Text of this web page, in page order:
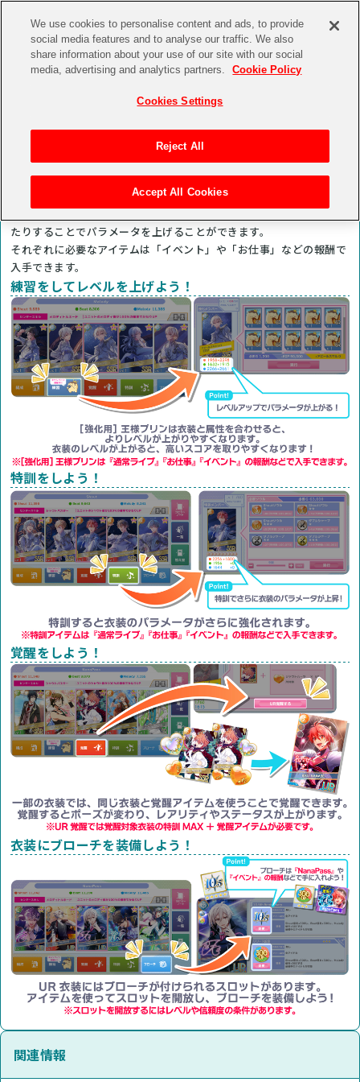
ハイスコアライブイベント
関連情報
衣装を育成しよう！
衣装は「練習」「特訓」「覚醒」を行ったり、「ブローチ」を装備し
たりすることでパラメータを上げることができます。
それぞれに必要なアイテムは「イベント」や「お仕事」などの報酬で
入手できます。
練習をしてレベルを上げよう！
特訓をしよう！
覚醒をしよう！
衣装にブローチを装備しよう！
We use cookies to personalise content and ads, to provide
social media features and to analyse our traffic. We also
share information about your use of our site with our social
media, advertising and analytics partners.
Cookie Policy
Cookies Settings
Reject All
Accept All Cookies